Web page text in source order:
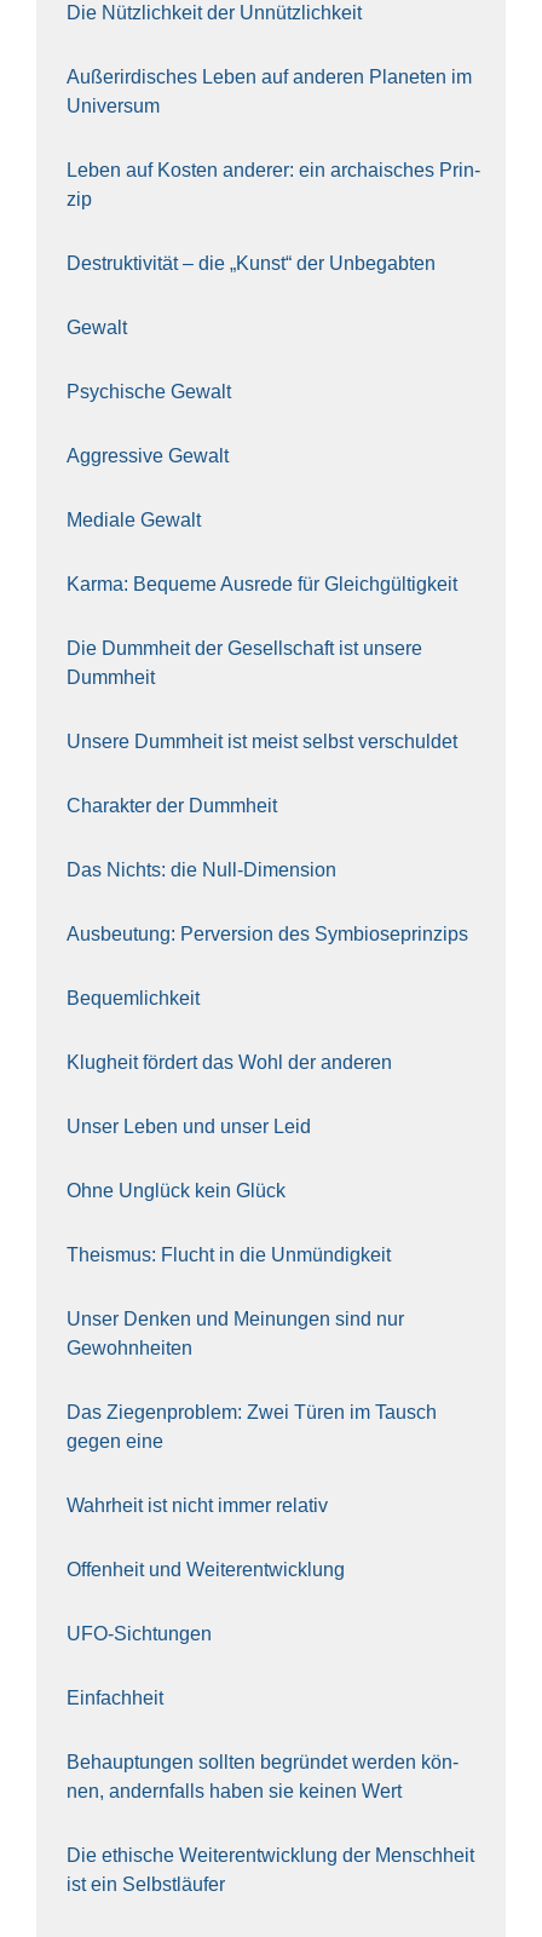
Die Nütz­lich­keit der Unnütz­lich­keit
Außer­ir­di­sches Leben auf ande­ren Pla­ne­ten im
Uni­ver­sum
Leben auf Kos­ten ande­rer: ein archai­sches Prin­
zip
Destruk­ti­vi­tät – die „Kunst“ der Unbe­gab­ten
Gewalt
Psy­chi­sche Gewalt
Aggres­si­ve Gewalt
Media­le Gewalt
Kar­ma: Beque­me Aus­re­de für Gleich­gül­tig­keit
Die Dumm­heit der Gesell­schaft ist unse­re
Dumm­heit
Unse­re Dumm­heit ist meist selbst ver­schul­det
Cha­rak­ter der Dumm­heit
Das Nichts: die Null-Dimen­si­on
Aus­beu­tung: Per­ver­si­on des Sym­bio­se­prin­zips
Bequem­lich­keit
Klug­heit för­dert das Wohl der ande­ren
Unser Leben und unser Leid
Ohne Unglück kein Glück
The­is­mus: Flucht in die Unmün­dig­keit
Unser Den­ken und Mei­nun­gen sind nur
Gewohn­hei­ten
Das Zie­gen­pro­blem: Zwei Türen im Tausch
gegen eine
Wahr­heit ist nicht immer rela­tiv
Offen­heit und Wei­ter­ent­wick­lung
UFO-Sich­tun­gen
Ein­fach­heit
Behaup­tun­gen soll­ten begrün­det wer­den kön­
nen, andern­falls haben sie kei­nen Wert
Die ethi­sche Wei­ter­ent­wick­lung der Mensch­heit
ist ein Selbst­läu­fer